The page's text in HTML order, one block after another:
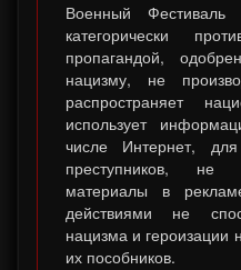
Военный
категорически
пропагандой,
нацизму, не
распространяет
использует
числе Интернет, для
преступников, не
материалы в
действиями не
нацизма и героизации
их пособников.